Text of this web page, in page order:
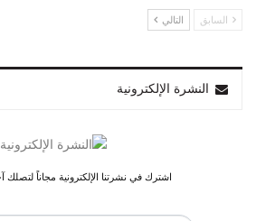
السابق التالي
النشرة الإلكترونية
اشترك في نشرتنا الإلكترونية مجاناً